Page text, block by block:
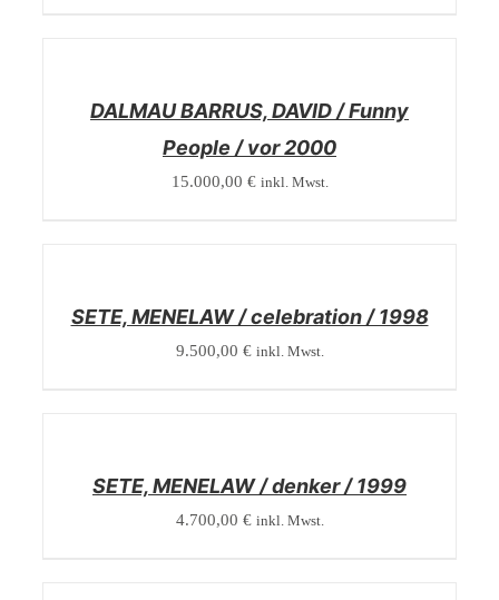
DALMAU BARRUS, DAVID / Funny
People / vor 2000
15.000,00 € inkl. Mwst.
SETE, MENELAW / celebration / 1998
9.500,00 € inkl. Mwst.
SETE, MENELAW / denker / 1999
4.700,00 € inkl. Mwst.